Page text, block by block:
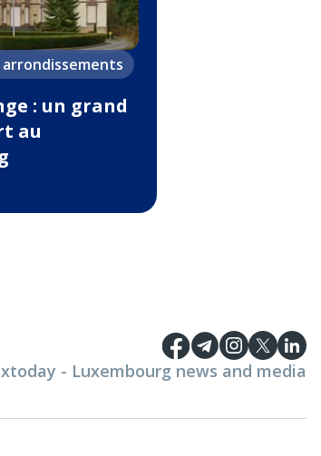
: un grand
au
- Luxembourg news and media